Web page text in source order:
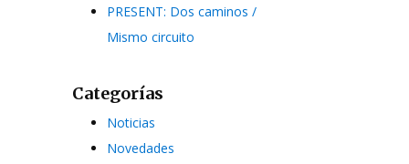
PRESENT: Dos caminos /
Mismo circuito
Categorías
Noticias
Novedades